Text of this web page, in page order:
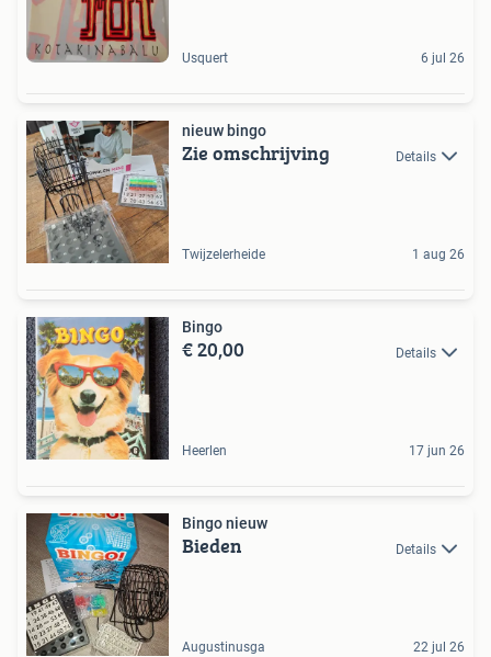
Usquert 6 jul 26
nieuw bingo
Zie omschrijving Details
Twijzelerheide 1 aug 26
Bingo
€ 20,00 Details
Heerlen 17 jun 26
Bingo nieuw
Bieden Details
Augustinusga 22 jul 26